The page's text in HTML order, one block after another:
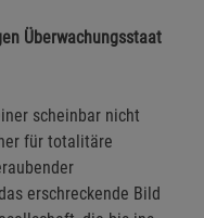
Überwachungsstaat
scheinbar nicht
für totalitäre
erschreckende Bild